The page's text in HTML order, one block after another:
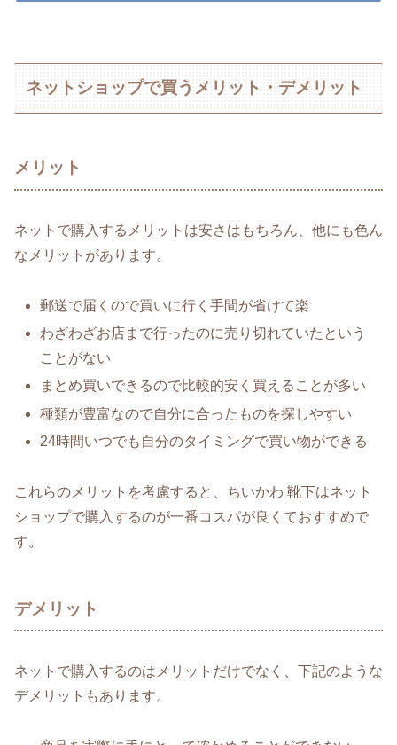
ネットショップで買うメリット・デメリット
メリット
ネットで購入するメリットは安さはもちろん、他にも色ん
なメリットがあります。
郵送で届くので買いに行く手間が省けて楽
わざわざお店まで行ったのに売り切れていたという
ことがない
まとめ買いできるので比較的安く買えることが多い
種類が豊富なので自分に合ったものを探しやすい
24時間いつでも自分のタイミングで買い物ができる
これらのメリットを考慮すると、ちいかわ 靴下はネット
ショップで購入するのが一番コスパが良くておすすめで
す。
デメリット
ネットで購入するのはメリットだけでなく、下記のような
デメリットもあります。